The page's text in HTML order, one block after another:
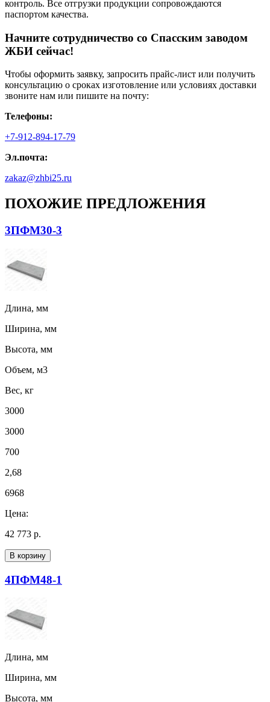
контроль. Все отгрузки продукции сопровождаются
паспортом качества.
Начните сотрудничество со Cпасским заводом
ЖБИ сейчас!
Чтобы оформить заявку, запросить прайс-лист или получить
консультацию о сроках изготовление или условиях доставки
звоните нам или пишите на почту:
Телефоны:
+7-912-894-17-79
Эл.почта:
zakaz@zhbi25.ru
ПОХОЖИЕ ПРЕДЛОЖЕНИЯ
3ПФМ30-3
Длина, мм
Ширина, мм
Высота, мм
Объем, м3
Вес, кг
3000
3000
700
2,68
6968
Цена:
42 773 р.
В корзину
4ПФМ48-1
Длина, мм
Ширина, мм
Высота, мм